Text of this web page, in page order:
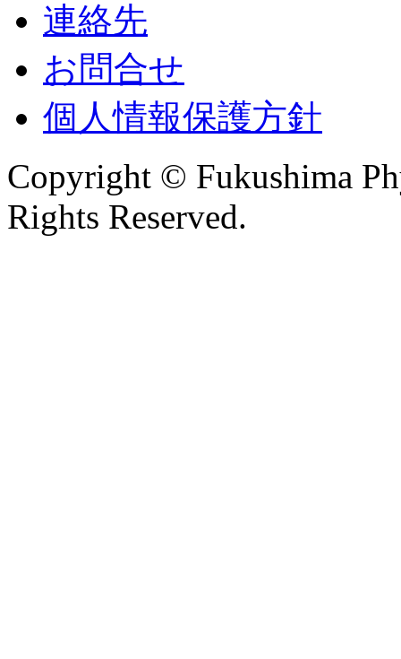
連絡先
お問合せ
個人情報保護方針
Copyright © Fukushima
Rights Reserved.